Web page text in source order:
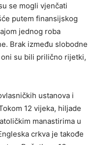
se mogli vjenčati
putem finansijskog
jednog roba
Brak između slobodne
su bili prilično rijetki,
ustanova i
12 vijeka, hiljade
manastirima u
crkva je takođe